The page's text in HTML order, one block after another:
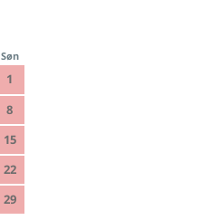
Søn
1
8
15
22
29